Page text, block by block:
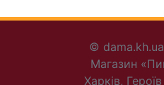
©
Магазин
Харків,